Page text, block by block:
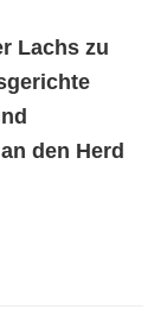
Lachs zu
den Herd